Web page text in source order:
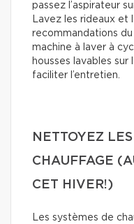
passez l’aspirateur
Lavez les rideaux et
recommandations
machine à laver à
housses lavables
faciliter l’entretien.
NETTOYEZ
CHAUFFAGE
CET HIVER!)
Les systèmes de